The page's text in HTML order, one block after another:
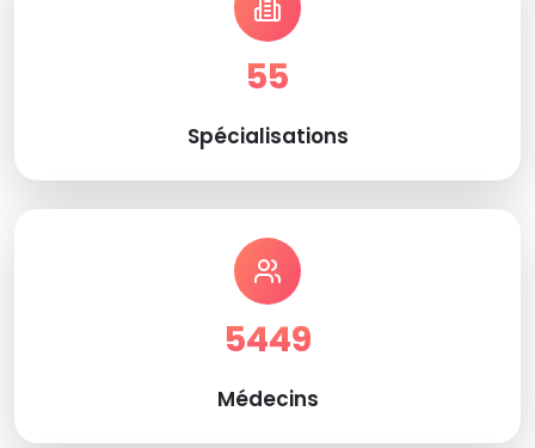
55
Spécialisations
5449
Médecins